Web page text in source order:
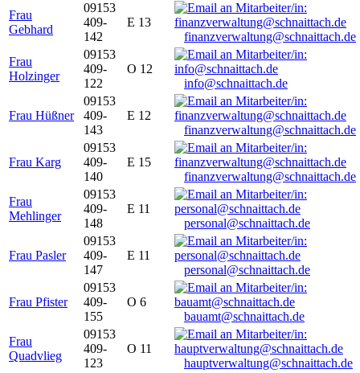
Frau
Gebhard
09153
409-
142
E 13
finanzverwaltung@schnaittach.de
Frau
Holzinger
09153
409-
122
O 12
info@schnaittach.de
Frau Hüßner
09153
409-
143
E 12
finanzverwaltung@schnaittach.de
Frau Karg
09153
409-
140
E 15
finanzverwaltung@schnaittach.de
Frau
Mehlinger
09153
409-
148
E 11
personal@schnaittach.de
Frau Pasler
09153
409-
147
E 11
personal@schnaittach.de
Frau Pfister
09153
409-
155
O 6
bauamt@schnaittach.de
Frau
Quadvlieg
09153
409-
123
O 11
hauptverwaltung@schnaittach.de